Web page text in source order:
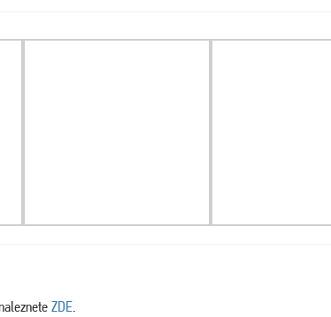
ZDE